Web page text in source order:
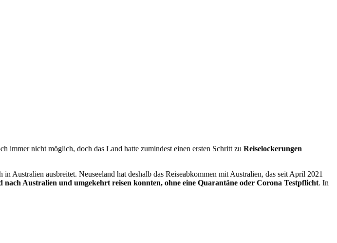
immer nicht möglich, doch das Land hatte zumindest einen ersten Schritt zu Reiselockerungen
Australien ausbreitet. Neuseeland hat deshalb das Reiseabkommen mit Australien, das seit April 2021
nach Australien und umgekehrt reisen konnten, ohne eine Quarantäne oder Corona Testpflicht. In